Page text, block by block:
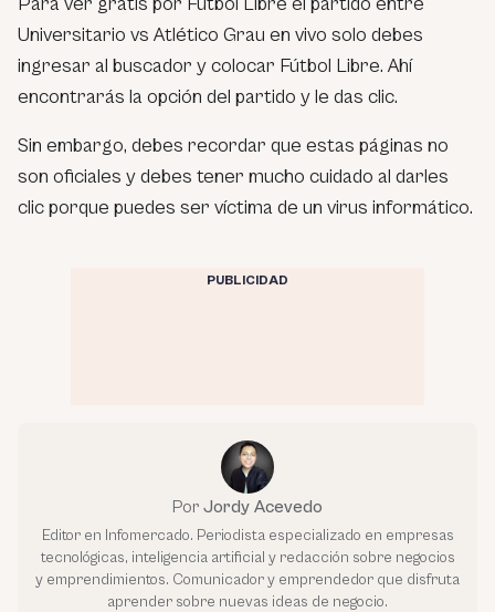
Universitario vs Atlético Grau en vivo solo debes
ingresar al buscador y colocar Fútbol Libre. Ahí
encontrarás la opción del partido y le das clic.
Sin embargo, debes recordar que estas páginas no
son oficiales y debes tener mucho cuidado al darles
clic porque puedes ser víctima de un virus informático.
PUBLICIDAD
Por Jordy Acevedo
Editor en Infomercado. Periodista especializado en empresas
tecnológicas, inteligencia artificial y redacción sobre negocios
y emprendimientos. Comunicador y emprendedor que disfruta
aprender sobre nuevas ideas de negocio.